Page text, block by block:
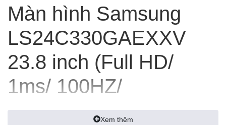
Màn hình Samsung
LS24C330GAEXXV
23.8 inch (Full HD/
1ms/ 100HZ/
250cd/m2/ IPS)
Xem thêm